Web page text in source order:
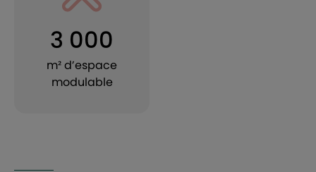
3 000
m² d’espace
modulable